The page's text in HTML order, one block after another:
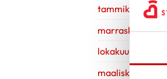
tammikuu 2025
marraskuu 2024
lokakuu 2023
maaliskuu 2023